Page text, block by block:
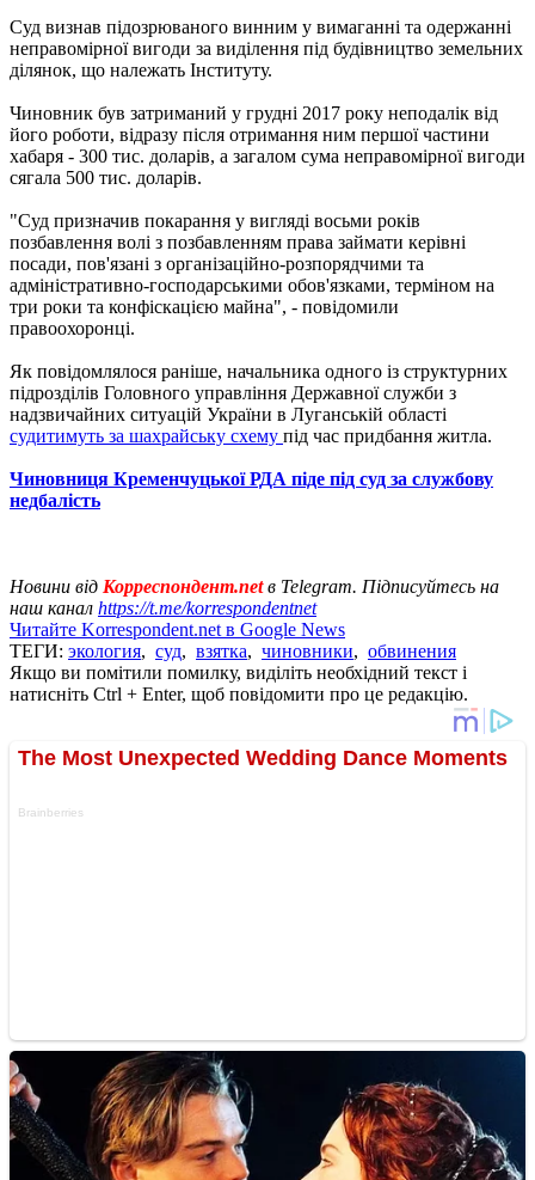
Суд визнав підозрюваного винним у вимаганні та одержанні
неправомірної вигоди за виділення під будівництво земельних
ділянок, що належать Інституту.
Чиновник був затриманий у грудні 2017 року неподалік від
його роботи, відразу після отримання ним першої частини
хабаря - 300 тис. доларів, а загалом сума неправомірної вигоди
сягала 500 тис. доларів.
"Суд призначив покарання у вигляді восьми років
позбавлення волі з позбавленням права займати керівні
посади, пов'язані з організаційно-розпорядчими та
адміністративно-господарськими обов'язками, терміном на
три роки та конфіскацією майна", - повідомили
правоохоронці.
Як повідомлялося раніше, начальника одного із структурних
підрозділів Головного управління Державної служби з
надзвичайних ситуацій України в Луганській області
судитимуть за шахрайську схему під час придбання житла.
Чиновниця Кременчуцької РДА піде під суд за службову
недбалість
Новини від Корреспондент.netв Telegram. Підписуйтесь на
наш канал https://t.me/korrespondentnet
Читайте Korrespondent.net в Google News
ТЕГИ: экология, суд, взятка, чиновники, обвинения
Якщо ви помітили помилку, виділіть необхідний текст і
натисніть Ctrl + Enter, щоб повідомити про це редакцію.